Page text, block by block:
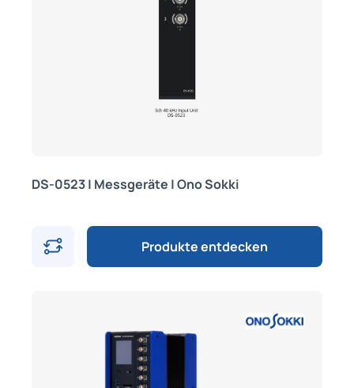
DS-0523 | Messgeräte | Ono Sokki
Produkte entdecken